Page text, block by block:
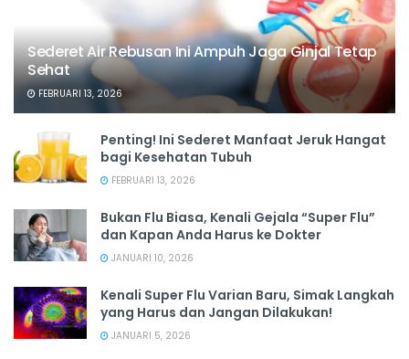
Sederet Air Rebusan Ini Ampuh Jaga Ginjal Tetap
Sehat
FEBRUARI 13, 2026
Penting! Ini Sederet Manfaat Jeruk Hangat
bagi Kesehatan Tubuh
FEBRUARI 13, 2026
Bukan Flu Biasa, Kenali Gejala “Super Flu”
dan Kapan Anda Harus ke Dokter
JANUARI 10, 2026
Kenali Super Flu Varian Baru, Simak Langkah
yang Harus dan Jangan Dilakukan!
JANUARI 5, 2026